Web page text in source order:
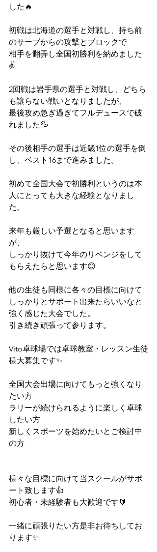
した🔥
初戦は北海道の選手と対戦し、持ち前
のサーブからの攻撃とブロックで
相手を翻弄し全国初勝利を納めました
✌️
2回戦は岩手県の選手と対戦し、どちら
も譲らない戦いとなりましたが、
最後攻め急ぎ過ぎてフルデュースで破
れました💦
その後相手の選手は近畿1位の選手を倒
し、ベスト16まで進みました。
初めて全国大会で初勝利というのは本
人にとっても大きな経験となりまし
た。
来年も厳しい予選となると思います
が、
しっかり抜けて今年のリベンジをして
もらえたらと思います😊
他の生徒も同様に各々の目標に向けて
しっかりとサポート出来たらいいなと
強く感じた大会でした。
引き続き頑張って参ります。
Vito卓球場では卓球教室・レッスン生徒
様大募集です✨
全国大会出場に向けてもっと強くなり
たい方
ラリーが続けられるように楽しく卓球
したい方
新しくスポーツを始めたいとご検討中
の方
様々な目標に向けて当スクールがサポ
ート致します👍
初心者・未経験者も大歓迎です🔰
一緒に頑張りたい方是非お待ちしてお
ります✨